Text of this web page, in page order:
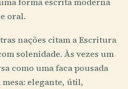
oral.
nações citam a Escritura
solenidade. Às vezes um
como uma faca pousada
elegante, útil,